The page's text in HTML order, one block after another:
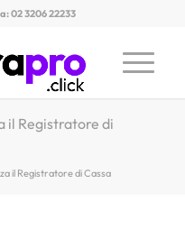
02 3206 22233
il Registratore di
il Registratore di Cassa